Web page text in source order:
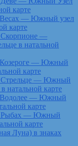
карте
Весах — Южный узел
карте
Скорпионе —
в натальной
Козероге — Южный
карте
Стрельце — Южный
натальной карте
Водолее — Южный
карте
Рыбах — Южный
карте
Луна) в знаках